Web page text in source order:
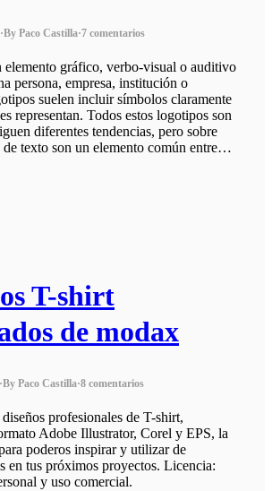
·By Paco Castilla·7 comentarios
elemento gráfico, verbo-visual o auditivo
persona, empresa, institución o
suelen incluir símbolos claramente
representan. Todos estos logotipos son
diferentes tendencias, pero sobre
de texto son un elemento común entre…
T-shirt
de modax
·By Paco Castilla·8 comentarios
profesionales de T-shirt,
Adobe Illustrator, Corel y EPS, la
poderos inspirar y utilizar de
en tus próximos proyectos. Licencia:
y uso comercial.